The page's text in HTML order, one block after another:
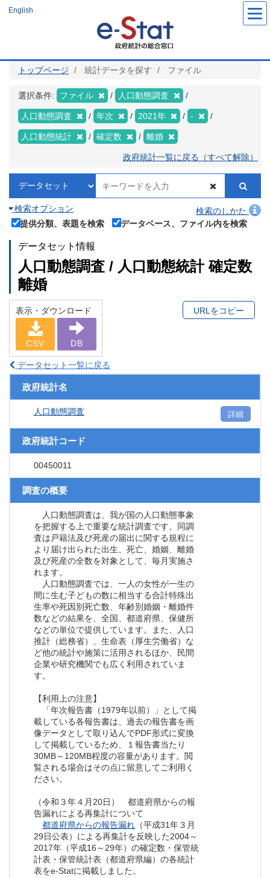
ツ
English
トップページ 統計データを探す ファイル
選択条件: ファイル 人口動態調査
人口動態調査 年次 2021年 -
人口動態統計 確定数 離婚
政府統計一覧に戻る（すべて解除）
検索オプション
検索のしかた
提供分類、表題を検索
データベース、ファイル内を検索
データセット情報
人口動態調査 / 人口動態統計 確定数
離婚
表示・ダウンロード
CSV DB
URLをコピー
データセット一覧に戻る
政府統計名
人口動態調査 詳細
政府統計コード
00450011
調査の概要
人口動態調査は、我が国の人口動態事象
を把握する上で重要な統計調査です。同調
査は戸籍法及び死産の届出に関する規程に
より届け出られた出生、死亡、婚姻、離婚
及び死産の全数を対象として、毎月実施さ
れます。
人口動態調査では、一人の女性が一生の
間に生む子どもの数に相当する合計特殊出
生率や死因別死亡数、年齢別婚姻・離婚件
数などの結果を、全国、都道府県、保健所
などの単位で提供しています。また、人口
推計（総務省）、生命表（厚生労働省）な
ど他の統計や施策に活用されるほか、民間
企業や研究機関でも広く利用されていま
す。
【利用上の注意】
「年次報告書（1979年以前）」として掲
載している各報告書は、過去の報告書を画
像データとして取り込んでPDF形式に変換
して掲載しているため、１報告書当たり
30MB～120MB程度の容量があります。閲
覧される場合はその点に留意してご利用く
ださい。
（令和３年４月20日） 都道府県からの報
告漏れによる再集計について
都道府県からの報告漏れ （平成31年３月
29日公表）による再集計を反映した2004～
2017年（平成16～29年）の確定数・保管統
計表・保管統計表（都道府県編）の各統計
表をe-Statに掲載しました。